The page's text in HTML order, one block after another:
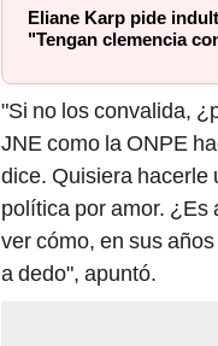
Eliane Karp pide
"Tengan clemencia
"Si no los convalida,
JNE como la ONPE
dice. Quisiera hacerle
política por amor. ¿Es
ver cómo, en sus
a dedo", apuntó.